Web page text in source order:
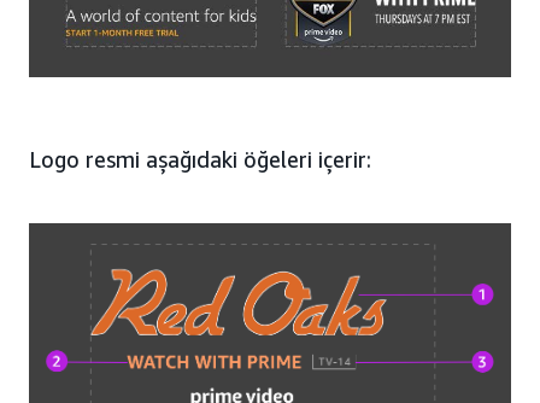
Logo resmi aşağıdaki öğeleri içerir: